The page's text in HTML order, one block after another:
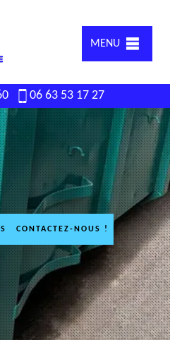
MENU
06 63 53 17 27
CONTACTEZ-NOUS !